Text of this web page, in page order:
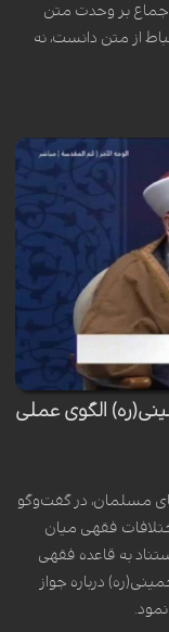
بر وحدت متن
از متن دانست، نه
الگوی عملی
مسلمان، در گفت‌وگو
اختلافات فقهی میان
به قاعده فقهی
درباره جواز